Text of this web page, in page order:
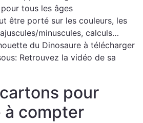
tous les âges
être porté sur les couleurs, les
minuscules, calculs…
du Dinosaure à télécharger
Retrouvez la vidéo de sa
pour
à compter